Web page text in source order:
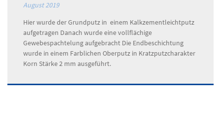
August 2019
Hier wurde der Grundputz in einem Kalkzementleichtputz
aufgetragen Danach wurde eine vollflächige
Gewebespachtelung aufgebracht Die Endbeschichtung
wurde in einem Farblichen Oberputz in Kratzputzcharakter
Korn Stärke 2 mm ausgeführt.